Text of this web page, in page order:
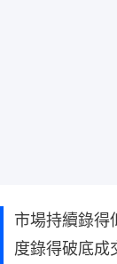
市場持續錄得
度錄得破底成